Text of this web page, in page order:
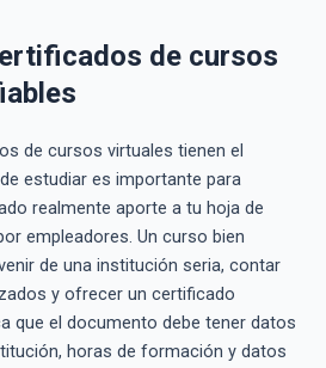
de cursos
de cursos virtuales tienen el
estudiar es importante para
realmente aporte a tu hoja de
empleadores. Un curso bien
de una institución seria, contar
y ofrecer un certificado
que el documento debe tener datos
horas de formación y datos